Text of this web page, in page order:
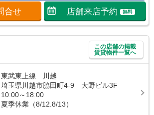
合せ 店舗来店予約 無料
この店舗の掲載
賃貸物件一覧へ
東武東上線 川越
埼玉県川越市脇田町4-9 大野ビル3F
10:00～18:00
夏季休業（8/12.8/13）